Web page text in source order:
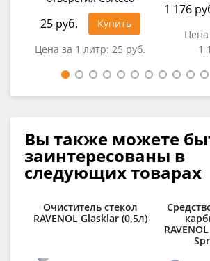
25 руб.
Купить
Цена за 1 литр: 25 руб.
1 176
Цена
1
Вы также можете
заинтересованы в
следующих товарах
Очиститель стекол
RAVENOL Glasklar (0,5л)